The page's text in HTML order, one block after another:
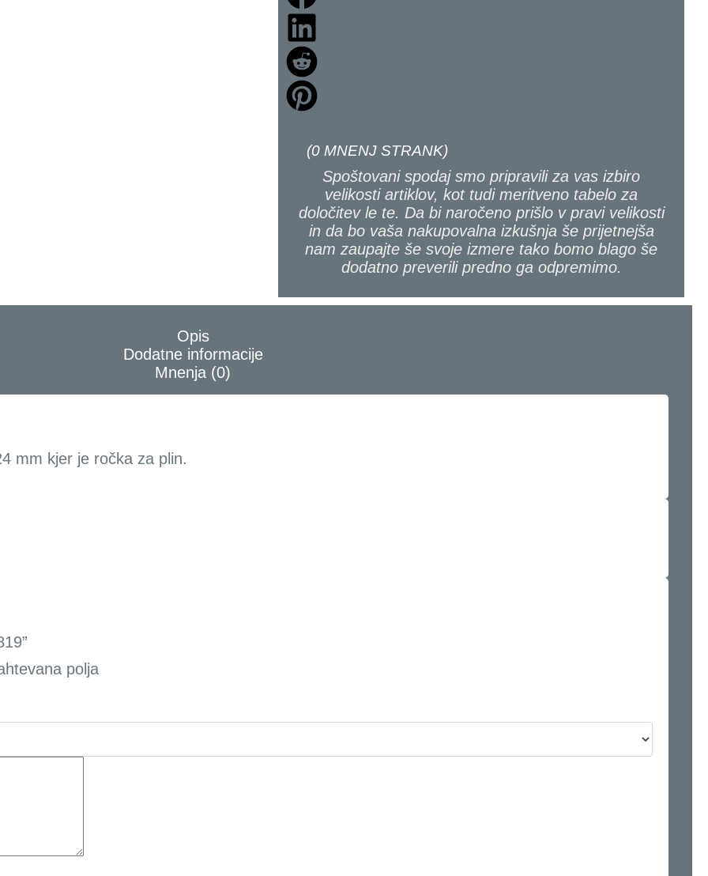
(0 MNENJ STRANK)
Spoštovani spodaj smo pripravili za vas izbiro
velikosti artiklov, kot tudi meritveno tabelo za
določitev le te. Da bi naročeno prišlo v pravi velikosti
in da bo vaša nakupovalna izkušnja še prijetnejša
nam zaupajte še svoje izmere tako bomo blago še
dodatno preverili predno ga odpremimo.
Opis
Dodatne informacije
Mnenja (0)
mm kjer je ročka za plin.
polja